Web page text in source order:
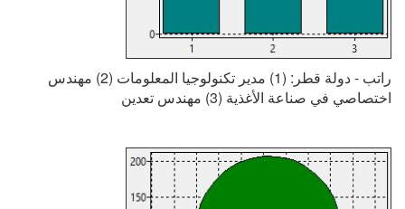
راتب - دولة قطر: (1) مدير تكنولوجيا المعلومات (2) مهندس
اختصاصي في صناعة الأغذية (3) مهندس تعدين